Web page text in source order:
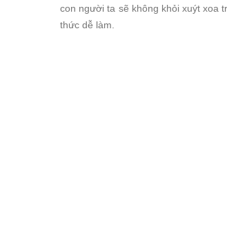
con người ta sẽ không khỏi xuýt xoa
thức dễ làm.